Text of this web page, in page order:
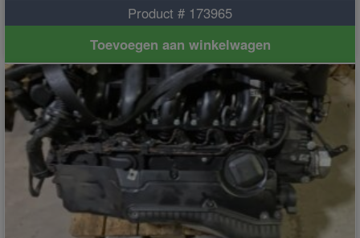
Product # 173965
Toevoegen aan winkelwagen